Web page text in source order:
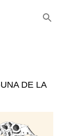
principal
DE LA